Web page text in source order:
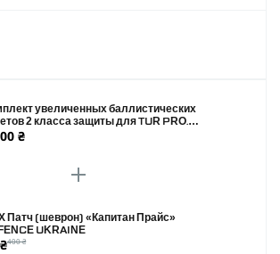
увеличенных баллистических
2 класса защиты для TUR PRO.
190 х 340 мм
₴
Патч (шеврон) «Капитан Прайс»
UKRAINE
400 ₴